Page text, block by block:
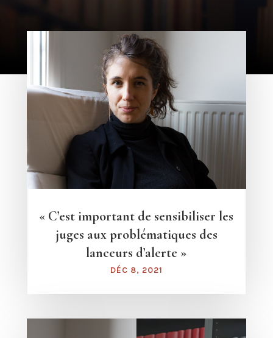
« C’est important de sensibiliser les
juges aux problématiques des
lanceurs d’alerte »
DÉC 8, 2021